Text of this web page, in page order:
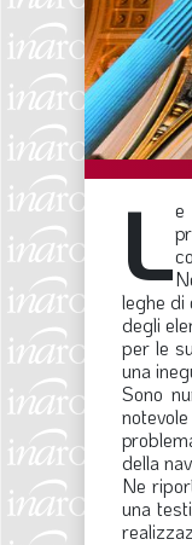
Le
leghe di
degli
per le
una
Sono
della
Ne
una